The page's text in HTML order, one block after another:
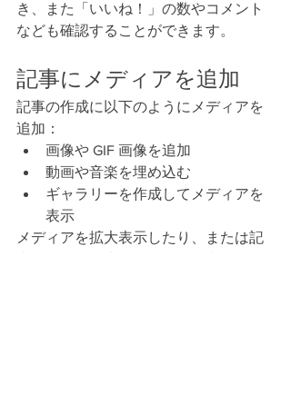
き、また「いいね！」の数やコメント
なども確認することができます。
記事にメディアを追加
記事の作成に以下のようにメディアを
追加：
画像や GIF 画像を追加
動画や音楽を埋め込む
ギャラリーを作成してメディアを
表示
メディアを拡大表示したり、または記